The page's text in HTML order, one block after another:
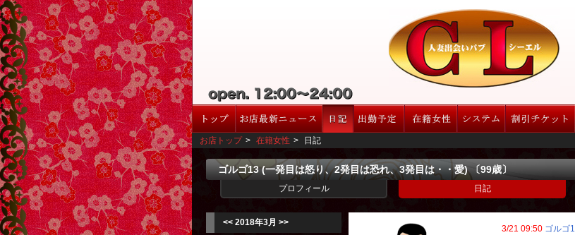
お店トップ > 在籍女性 > 日記
ゴルゴ13 (一発目は怒り、2発目は恐れ、3発目は・・愛) 〔99歳〕
プロフィール 日記
<< 2018年3月 >>
3/21 09:50 ゴルゴ